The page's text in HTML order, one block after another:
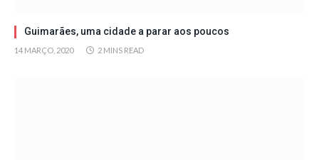
Guimarães, uma cidade a parar aos poucos
14 MARÇO, 2020 2 MINS READ